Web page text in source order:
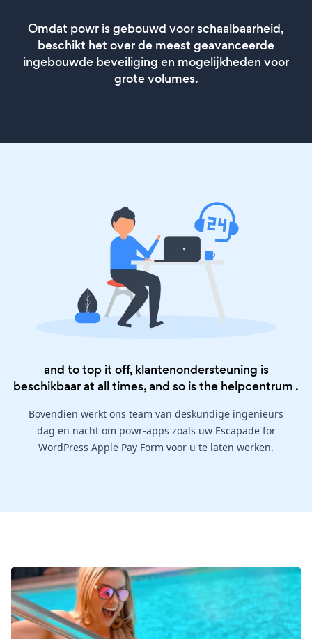
Omdat powr is gebouwd voor schaalbaarheid,
beschikt het over de meest geavanceerde
ingebouwde beveiliging en mogelijkheden voor
grote volumes.
and to top it off, klantenondersteuning is
beschikbaar at all times, and so is the helpcentrum .
Bovendien werkt ons team van deskundige ingenieurs
dag en nacht om powr-apps zoals uw Escapade for
WordPress Apple Pay Form voor u te laten werken.